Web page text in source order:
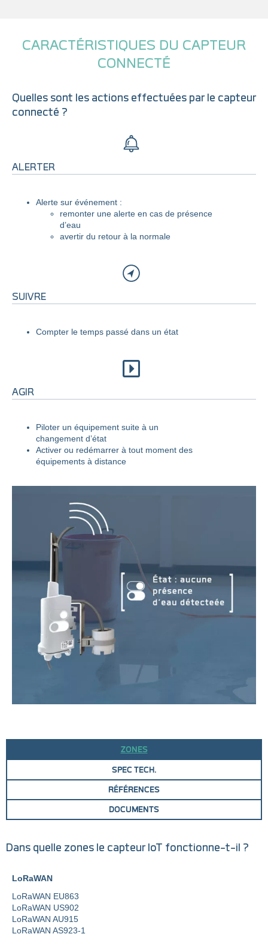
CARACTÉRISTIQUES DU CAPTEUR
CONNECTÉ
Quelles sont les actions effectuées par le capteur
connecté ?
ALERTER
Alerte sur événement :
remonter une alerte en cas de présence
d’eau
avertir du retour à la normale
SUIVRE
Compter le temps passé dans un état
AGIR
Piloter un équipement suite à un
changement d’état
Activer ou redémarrer à tout moment des
équipements à distance
ZONES
SPEC TECH.
RÉFÉRENCES
DOCUMENTS
Dans quelle zones le capteur IoT fonctionne-t-il ?
LoRaWAN
LoRaWAN EU863
LoRaWAN US902
LoRaWAN AU915
LoRaWAN AS923-1